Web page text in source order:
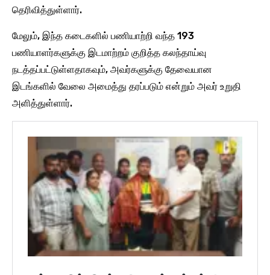
தெரிவித்துள்ளார்.
மேலும், இந்த கடைகளில் பணியாற்றி வந்த 193
பணியாளர்களுக்கு இடமாற்றம் குறித்த கலந்தாய்வு
நடத்தப்பட்டுள்ளதாகவும், அவர்களுக்கு தேவையான
இடங்களில் வேலை அமைத்து தரப்படும் என்றும் அவர் உறுதி
அளித்துள்ளார்.